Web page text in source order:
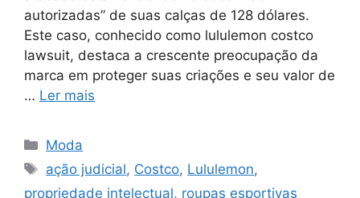
autorizadas” de suas calças de 128 dólares.
Este caso, conhecido como lululemon costco
lawsuit, destaca a crescente preocupação da
marca em proteger suas criações e seu valor de
… Ler mais
Categorias
Moda
Tags
ação judicial, Costco, Lululemon,
propriedade intelectual, roupas esportivas